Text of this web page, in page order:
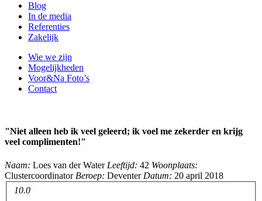
Blog
In de media
Referenties
Zakelijk
Wie we zijn
Mogelijkheden
Voor&Na Foto’s
Contact
"Niet alleen heb ik veel geleerd; ik voel me zekerder en krijg
veel complimenten!"
Naam: Loes van der Water Leeftijd: 42 Woonplaats:
Clustercoordinator Beroep: Deventer Datum: 20 april 2018
10.0